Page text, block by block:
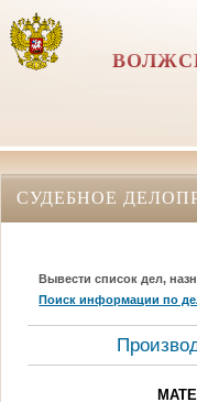
СУДЕБНОЕ
Вывести список дел,
Поиск информации по